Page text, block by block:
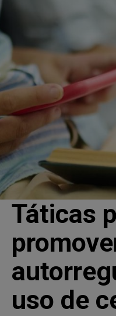
Táticas
uso de